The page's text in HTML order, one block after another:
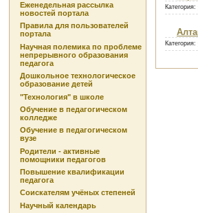
Еженедельная рассылка
новостей портала
Правила для пользователей
портала
Научная полемика по проблеме
непрерывного образования
педагога
Дошкольное технологическое
образование детей
"Технология" в школе
Обучение в педагогическом
колледже
Обучение в педагогическом
вузе
Родители - активные
помощники педагогов
Повышение квалификации
педагога
Соискателям учёных степеней
Научный календарь
Категория:
Категория: